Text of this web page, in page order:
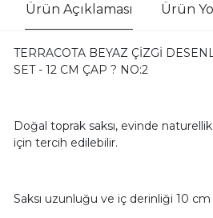
Ürün Açıklaması Ürün
TERRACOTA BEYAZ ÇİZGİ
SET - 12 CM ÇAP ? NO:2
Doğal toprak saksı, evinde
için tercih edilebilir.
Saksı uzunluğu ve iç derinliği 10 cm